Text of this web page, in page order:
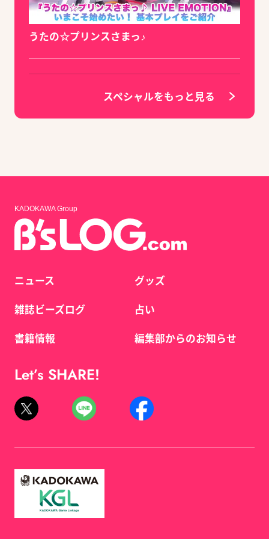
うたの☆プリンスさまっ♪
スペシャルをもっと見る
KADOKAWA Group
ニュース
雑誌ビーズログ
書籍情報
グッズ
占い
編集部からのお知らせ
Let’s SHARE!